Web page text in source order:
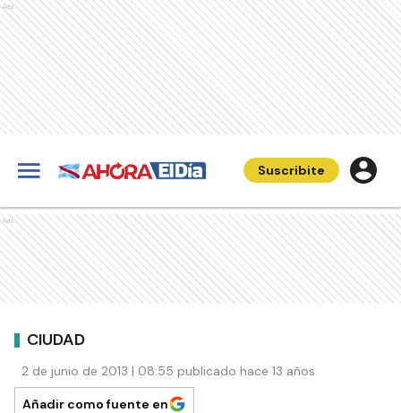
Ads
Suscribite
Ads
CIUDAD
2 de junio de 2013 | 08:55 publicado hace 13 años
Añadir como fuente en